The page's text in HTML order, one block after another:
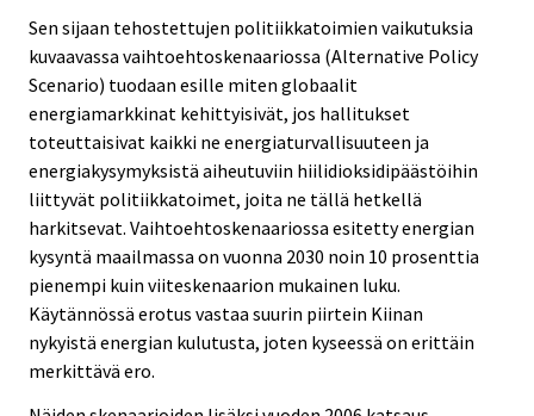
Sen sijaan tehostettujen politiikkatoimien vaikutuksia
kuvaavassa vaihtoehtoskenaariossa (Alternative Policy
Scenario) tuodaan esille miten globaalit
energiamarkkinat kehittyisivät, jos hallitukset
toteuttaisivat kaikki ne energiaturvallisuuteen ja
energiakysymyksistä aiheutuviin hiilidioksidipäästöihin
liittyvät politiikkatoimet, joita ne tällä hetkellä
harkitsevat. Vaihtoehtoskenaariossa esitetty energian
kysyntä maailmassa on vuonna 2030 noin 10 prosenttia
pienempi kuin viiteskenaarion mukainen luku.
Käytännössä erotus vastaa suurin piirtein Kiinan
nykyistä energian kulutusta, joten kyseessä on erittäin
merkittävä ero.